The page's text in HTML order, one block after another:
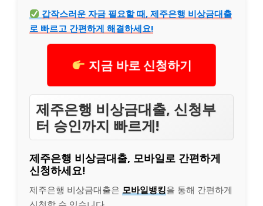
갑작스러운 자금 필요할 때, 제주은행 비상금대출
로 빠르고 간편하게 해결하세요!
지금 바로 신청하기
제주은행 비상금대출, 신청부
터 승인까지 빠르게!
제주은행 비상금대출, 모바일로 간편하게
신청하세요!
제주은행 비상금대출은 모바일뱅킹을 통해 간편하게